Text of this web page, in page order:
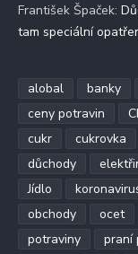
František Špaček:
tam speciální
alobal banky
ceny potravin
cukr
cukrovka
důchody
Jídlo
obchody
ocet
potraviny
praní